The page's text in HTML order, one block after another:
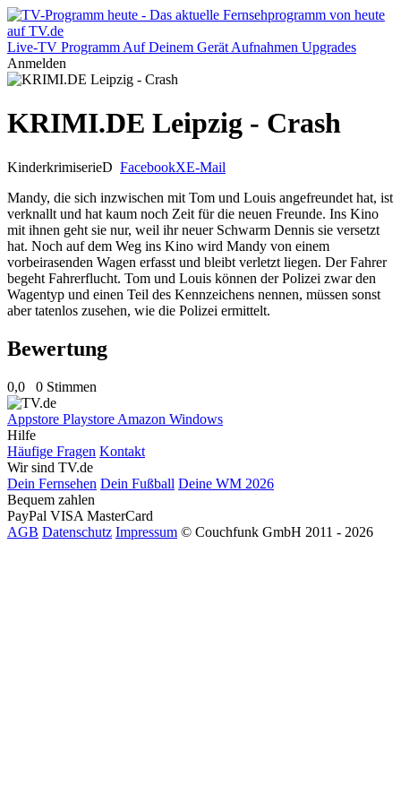
Live-TV Programm Auf Deinem Gerät Aufnahmen Upgrades
Anmelden
KRIMI.DE Leipzig - Crash
KinderkrimiserieD FacebookXE-Mail
Mandy, die sich inzwischen mit Tom und Louis angefreundet hat, ist
verknallt und hat kaum noch Zeit für die neuen Freunde. Ins Kino
mit ihnen geht sie nur, weil ihr neuer Schwarm Dennis sie versetzt
hat. Noch auf dem Weg ins Kino wird Mandy von einem
vorbeirasenden Wagen erfasst und bleibt verletzt liegen. Der Fahrer
begeht Fahrerflucht. Tom und Louis können der Polizei zwar den
Wagentyp und einen Teil des Kennzeichens nennen, müssen sonst
aber tatenlos zusehen, wie die Polizei ermittelt.
Bewertung
0,0 0 Stimmen
Appstore Playstore Amazon Windows
Hilfe
Häufige Fragen Kontakt
Wir sind TV.de
Dein Fernsehen Dein Fußball Deine WM 2026
Bequem zahlen
PayPal VISA MasterCard
AGB Datenschutz Impressum © Couchfunk GmbH 2011 - 2026